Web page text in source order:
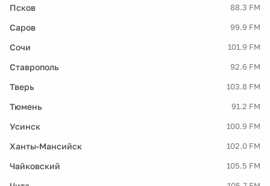
Псков 88.3 FM
Саров 99.9 FM
Сочи 101.9 FM
Ставрополь 92.6 FM
Тверь 103.8 FM
Тюмень 91.2 FM
Усинск 100.9 FM
Ханты-Мансийск 102.0 FM
Чайковский 105.5 FM